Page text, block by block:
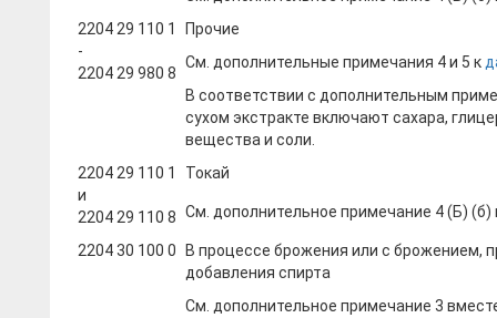
2204 29 110 1
-
2204 29 980 8
Прочие
См. дополнительные примечания 4 и 5 к
В соответствии с дополнительным
сухом экстракте включают сахара,
вещества и соли.
2204 29 110 1
и
2204 29 110 8
Токай
См. дополнительное примечание 4 (Б) (б)
2204 30 100 0
В процессе брожения или с брожением,
добавления спирта
См. дополнительное примечание 3